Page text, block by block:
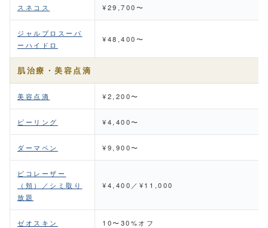
スネコス ¥29,700〜
ジャルプロスーパ
ーハイドロ
¥48,400〜
肌治療・美容点滴
美容点滴 ¥2,200〜
ピーリング ¥4,400〜
ダーマペン ¥9,900〜
ピコレーザー
（頬）／シミ取り
放題
¥4,400／¥11,000
ゼオスキン 10〜30%オフ